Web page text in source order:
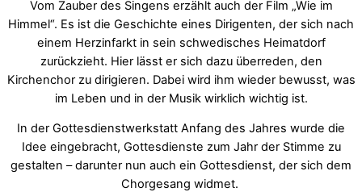
Vom Zauber des Singens erzählt auch der Film „Wie im
Himmel“. Es ist die Geschichte eines Dirigenten, der sich nach
einem Herzinfarkt in sein schwedisches Heimatdorf
zurückzieht. Hier lässt er sich dazu überreden, den
Kirchenchor zu dirigieren. Dabei wird ihm wieder bewusst, was
im Leben und in der Musik wirklich wichtig ist.
In der Gottesdienstwerkstatt Anfang des Jahres wurde die
Idee eingebracht, Gottesdienste zum Jahr der Stimme zu
gestalten – darunter nun auch ein Gottesdienst, der sich dem
Chorgesang widmet.